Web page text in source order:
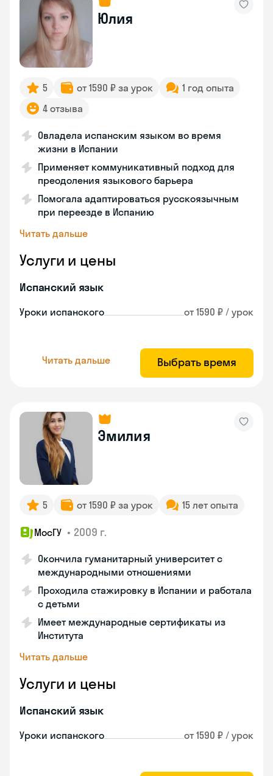
Юлия
5 от 1590 ₽ за урок
1 год опыта
4 отзыва
Овладела испанским языком во время
жизни в Испании
Применяет коммуникативный подход для
преодоления языкового барьера
Помогала адаптироваться русскоязычным
при переезде в Испанию
Читать дальше
Услуги и цены
Испанский язык
Уроки испанского от 1590 ₽ / урок
Читать дальше Выбрать время
Эмилия
5 от 1590 ₽ за урок 15 лет опыта
МосГУ • 2009 г.
Окончила гуманитарный университет с
международными отношениями
Проходила стажировку в Испании и работала
с детьми
Имеет международные сертификаты из
Института
Читать дальше
Услуги и цены
Испанский язык
Уроки испанского от 1590 ₽ / урок